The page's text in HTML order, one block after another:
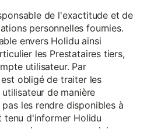
de l'exactitude et de
personnelles fournies.
envers Holidu ainsi
les Prestataires tiers,
utilisateur. Par
obligé de traiter les
de manière
les rendre disponibles à
tenu d'informer Holidu